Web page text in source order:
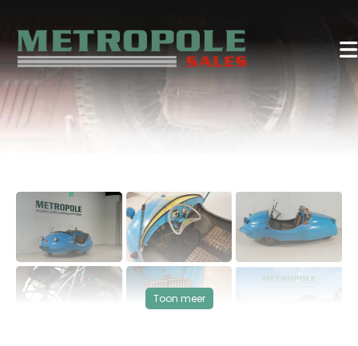
‹ ›
Toon meer